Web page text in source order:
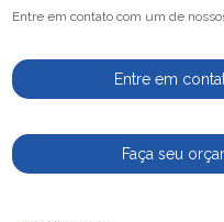
Entre em contato com um de
Entre em
Faça seu